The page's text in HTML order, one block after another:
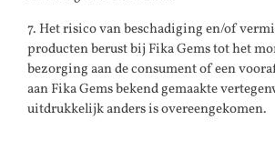
7. Het risico van beschadiging en/of
producten berust bij Fika Gems tot het
bezorging aan de consument of een
aan Fika Gems bekend gemaakte
uitdrukkelijk anders is overeengekomen.